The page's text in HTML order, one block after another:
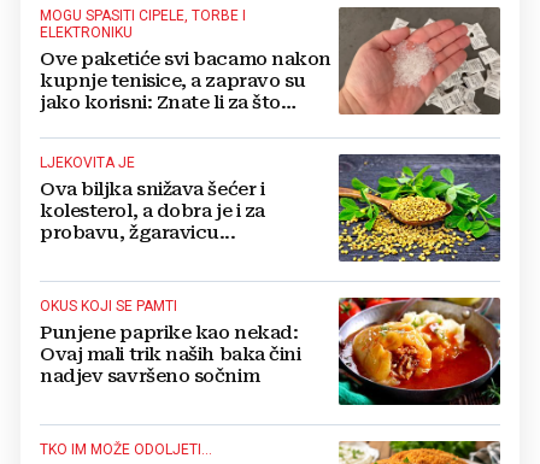
MOGU SPASITI CIPELE, TORBE I
ELEKTRONIKU
Ove paketiće svi bacamo nakon
kupnje tenisice, a zapravo su
jako korisni: Znate li za što
LJEKOVITA JE
Ova biljka snižava šećer i
kolesterol, a dobra je i za
probavu, žgaravicu...
OKUS KOJI SE PAMTI
Punjene paprike kao nekad:
Ovaj mali trik naših baka čini
nadjev savršeno sočnim
TKO IM MOŽE ODOLJETI...